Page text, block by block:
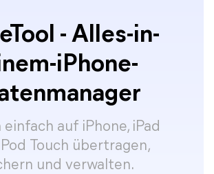
- Alles-in-
iPhone-
einfach auf iPhone, iPad
Touch übertragen,
und verwalten.